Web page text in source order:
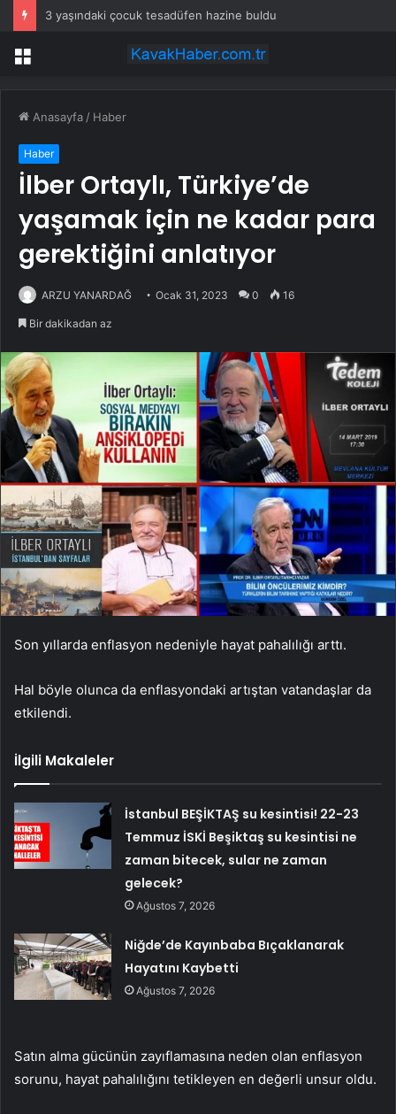
3 yaşındaki çocuk tesadüfen hazine buldu
Menü
Anasayfa / Haber
Haber
İlber Ortaylı, Türkiye’de
yaşamak için ne kadar para
gerektiğini anlatıyor
ARZU YANARDAĞ Ocak 31, 2023 0 16
Bir dakikadan az
Son yıllarda enflasyon nedeniyle hayat pahalılığı arttı.
Hal böyle olunca da enflasyondaki artıştan vatandaşlar da
etkilendi.
İlgili Makaleler
İstanbul BEŞİKTAŞ su kesintisi! 22-23
Temmuz İSKİ Beşiktaş su kesintisi ne
zaman bitecek, sular ne zaman
gelecek?
Ağustos 7, 2026
Niğde’de Kayınbaba Bıçaklanarak
Hayatını Kaybetti
Ağustos 7, 2026
Satın alma gücünün zayıflamasına neden olan enflasyon
sorunu, hayat pahalılığını tetikleyen en değerli unsur oldu.